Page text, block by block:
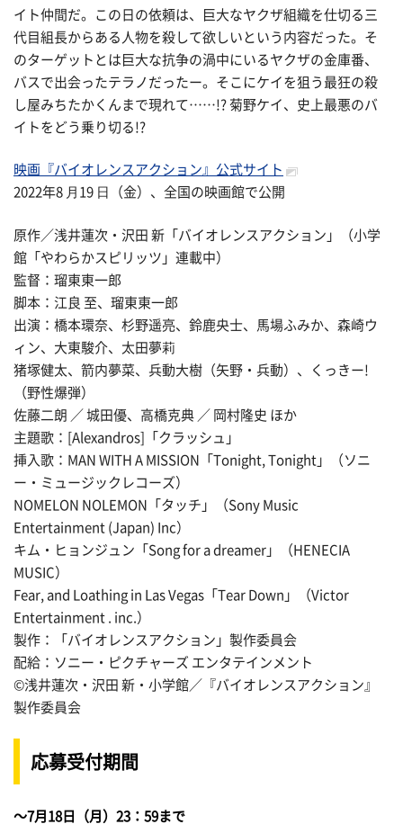
イト仲間だ。この日の依頼は、巨大なヤクザ組織を仕切る三
代目組長からある人物を殺して欲しいという内容だった。そ
のターゲットとは巨大な抗争の渦中にいるヤクザの金庫番、
バスで出会ったテラノだったー。そこにケイを狙う最狂の殺
し屋みちたかくんまで現れて……!? 菊野ケイ、史上最悪のバ
イトをどう乗り切る!?
映画『バイオレンスアクション』公式サイト
2022年8 ⽉19 ⽇（金）、全国の映画館で公開
原作／浅井蓮次・沢田 新「バイオレンスアクション」（小学
館「やわらかスピリッツ」連載中）
監督：瑠東東一郎
脚本：江良 至、瑠東東一郎
出演：橋本環奈、杉野遥亮、鈴鹿央士、馬場ふみか、森崎ウ
ィン、大東駿介、太田夢莉
猪塚健太、箭内夢菜、兵動大樹（矢野・兵動）、くっきー!
（野性爆弾）
佐藤二朗 ／ 城田優、高橋克典 ／ 岡村隆史 ほか
主題歌：[Alexandros]「クラッシュ」
挿入歌：MAN WITH A MISSION「Tonight, Tonight」（ソニ
ー・ミュージックレコーズ）
NOMELON NOLEMON「タッチ」（Sony Music
Entertainment (Japan) Inc）
キム・ヒョンジュン「Song for a dreamer」（HENECIA
MUSIC）
Fear, and Loathing in Las Vegas「Tear Down」（Victor
Entertainment . inc.）
製作：「バイオレンスアクション」製作委員会
配給：ソニー・ピクチャーズ エンタテインメント
©️浅井蓮次・沢田 新・小学館／『バイオレンスアクション』
製作委員会
応募受付期間
～7月18日（月）23：59まで